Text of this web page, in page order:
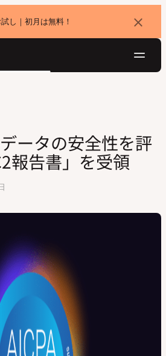
し｜初月は無料！
バ
ナ
を
ョ
を評価する「SOC2報告書」を受領
ータの安全性を評
報告書」を受領